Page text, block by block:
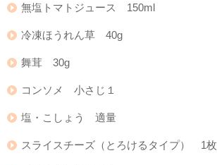
無塩トマトジュース 150ml
冷凍ほうれん草 40g
舞茸 30g
コンソメ 小さじ１
塩・こしょう 適量
スライスチーズ（とろけるタイプ） 1枚